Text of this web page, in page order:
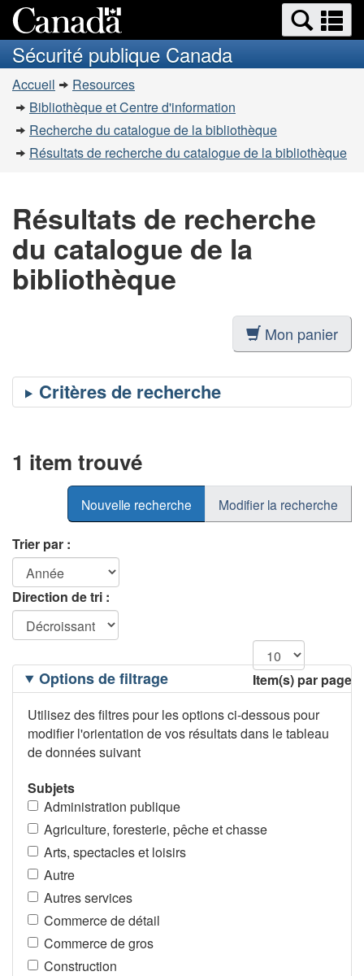
au
contenu
à
la
simplifiée
Recherche
et
menus
et
Sécurité publique Canada
Vous
êtes
ici
Accueil
Resources
Bibliothèque et Centre d'information
Recherche du catalogue de la bibliothèque
Résultats de recherche du catalogue de la bibliothèque
Résultats de recherche
du catalogue de la
bibliothèque
Mon panier
1 item trouvé
Nouvelle recherche Modifier la recherche
Trier par :
Direction de tri :
Item(s) par page
Filtrage
desOptions de filtrage
Utilisez des filtres pour les options ci-dessous pour
modifier l'orientation de vos résultats dans le tableau
de données suivant
Subjets
Administration publique
Agriculture, foresterie, pêche et chasse
Arts, spectacles et loisirs
Autre
Autres services
Commerce de détail
Commerce de gros
Construction